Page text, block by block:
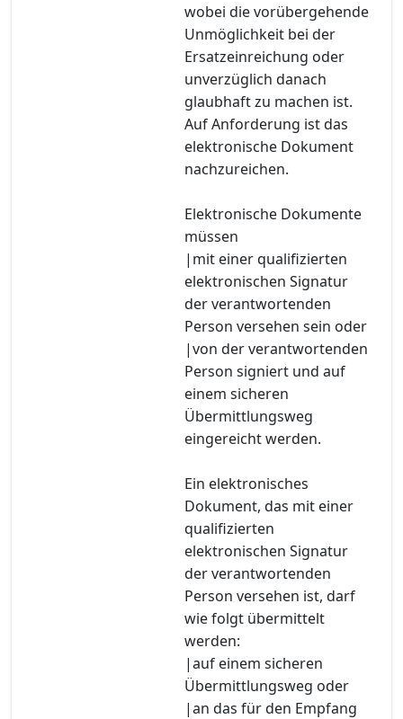
wobei die vorübergehende
Unmöglichkeit bei der
Ersatzeinreichung oder
unverzüglich danach
glaubhaft zu machen ist.
Auf Anforderung ist das
elektronische Dokument
nachzureichen.
Elektronische Dokumente
müssen
|mit einer qualifizierten
elektronischen Signatur
der verantwortenden
Person versehen sein oder
|von der verantwortenden
Person signiert und auf
einem sicheren
Übermittlungsweg
eingereicht werden.
Ein elektronisches
Dokument, das mit einer
qualifizierten
elektronischen Signatur
der verantwortenden
Person versehen ist, darf
wie folgt übermittelt
werden:
|auf einem sicheren
Übermittlungsweg oder
|an das für den Empfang